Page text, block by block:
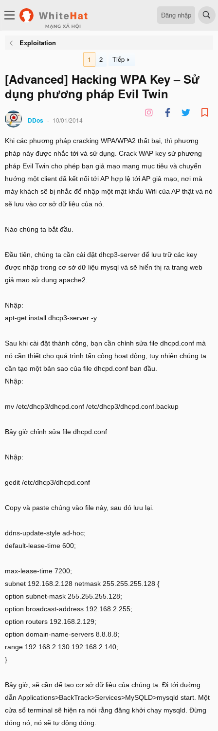
Đăng nhập
Exploitation
1
2 Tiếp
[Advanced] Hacking WPA Key – Sử
dụng phương pháp Evil Twin
DDos 10/01/2014
Khi các phương pháp cracking WPA/WPA2 thất bại, thì phương
pháp này được nhắc tới và sử dụng. Crack WAP key sử phương
pháp Evil Twin cho phép bạn giả mạo mạng mục tiêu và chuyển
hướng một client đã kết nối tới AP hợp lệ tới AP giả mạo, nơi mà
máy khách sẽ bị nhắc để nhập một mật khẩu Wifi của AP thật và nó
sẽ lưu vào cơ sở dữ liệu của nó.
Nào chúng ta bắt đầu.
Đầu tiên, chúng ta cần cài đặt dhcp3-server để lưu trữ các key
được nhập trong cơ sở dữ liệu mysql và sẽ hiển thị ra trang web
giả mạo sử dụng apache2.
Nhập:
apt-get install dhcp3-server -y
Sau khi cài đặt thành công, bạn cần chỉnh sửa file dhcpd.conf mà
nó cần thiết cho quá trình tấn công hoạt động, tuy nhiên chúng ta
cần tạo một bản sao của file dhcpd.conf ban đầu.
Nhập:
mv /etc/dhcp3/dhcpd.conf /etc/dhcp3/dhcpd.conf.backup
Bây giờ chỉnh sửa file dhcpd.conf
Nhập:
gedit /etc/dhcp3/dhcpd.conf
Copy và paste chúng vào file này, sau đó lưu lại.
ddns-update-style ad-hoc;
default-lease-time 600;
max-lease-time 7200;
subnet 192.168.2.128 netmask 255.255.255.128 {
option subnet-mask 255.255.255.128;
option broadcast-address 192.168.2.255;
option routers 192.168.2.129;
option domain-name-servers 8.8.8.8;
range 192.168.2.130 192.168.2.140;
}
Bây giờ, sẽ cần để tạo cơ sở dữ liệu của chúng ta. Đi tới đường
dẫn Applications>BackTrack>Services>MySQLD>mysqld start. Một
cửa sổ terminal sẽ hiện ra nói rằng đăng khởi chạy mysqld. Đừng
đóng nó, nó sẽ tự động đóng.